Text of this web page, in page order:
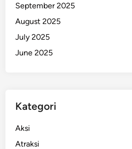
F
e
September 2025
August 2025
July 2025
June 2025
Kategori
Aksi
Atraksi